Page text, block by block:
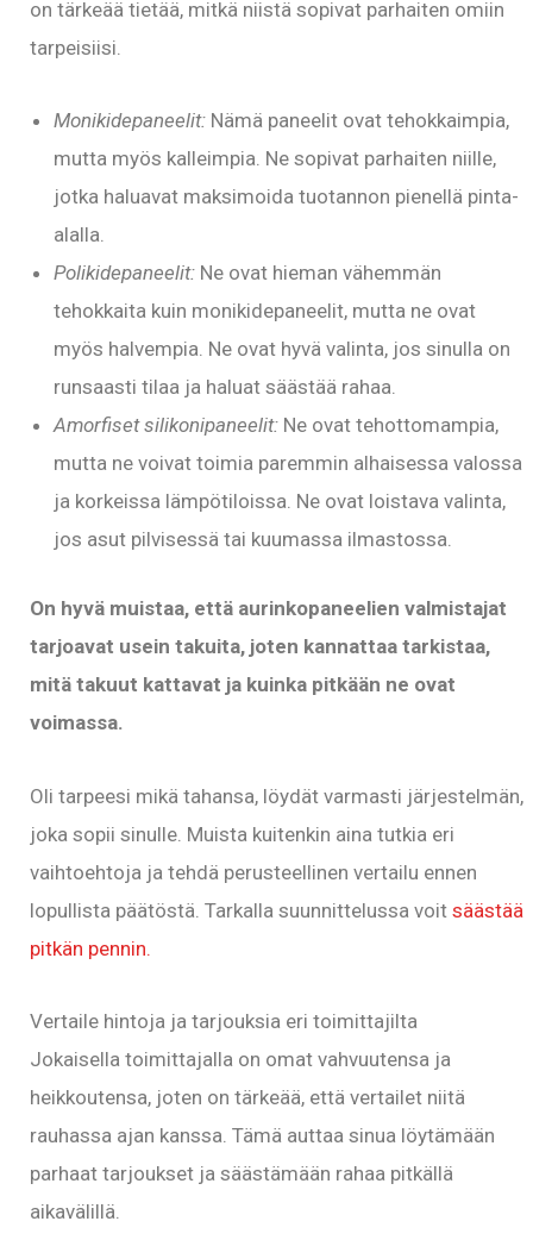
on tärkeää tietää, mitkä niistä sopivat parhaiten omiin
tarpeisiisi.
Monikidepaneelit: Nämä paneelit ovat tehokkaimpia,
mutta myös kalleimpia. Ne sopivat parhaiten niille,
jotka haluavat maksimoida tuotannon pienellä pinta-
alalla.
Polikidepaneelit: Ne ovat hieman vähemmän
tehokkaita kuin monikidepaneelit, mutta ne ovat
myös halvempia. Ne ovat hyvä valinta, jos sinulla on
runsaasti tilaa ja haluat säästää rahaa.
Amorfiset silikonipaneelit: Ne ovat tehottomampia,
mutta ne voivat toimia paremmin alhaisessa valossa
ja korkeissa lämpötiloissa. Ne ovat loistava valinta,
jos asut pilvisessä tai kuumassa ilmastossa.
On hyvä muistaa, että aurinkopaneelien valmistajat
tarjoavat usein takuita, joten kannattaa tarkistaa,
mitä takuut kattavat ja kuinka pitkään ne ovat
voimassa.
Oli tarpeesi mikä tahansa, löydät varmasti järjestelmän,
joka sopii sinulle. Muista kuitenkin aina tutkia eri
vaihtoehtoja ja tehdä perusteellinen vertailu ennen
lopullista päätöstä. Tarkalla suunnittelussa voit säästää
pitkän pennin.
Vertaile hintoja ja tarjouksia eri toimittajilta
Jokaisella toimittajalla on omat vahvuutensa ja
heikkoutensa, joten on tärkeää, että vertailet niitä
rauhassa ajan kanssa. Tämä auttaa sinua löytämään
parhaat tarjoukset ja säästämään rahaa pitkällä
aikavälillä.